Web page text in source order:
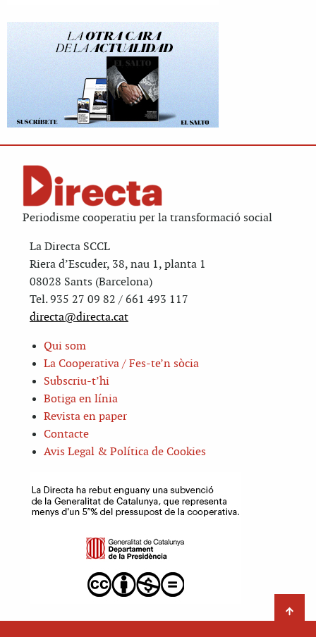
Periodisme cooperatiu per la transformació social
La Directa SCCL
Riera d’Escuder, 38, nau 1, planta 1
08028 Sants (Barcelona)
Tel. 935 27 09 82 / 661 493 117
directa@directa.cat
Qui som
La Cooperativa / Fes-te’n sòcia
Subscriu-t’hi
Botiga en línia
Revista en paper
Contacte
Avis Legal & Política de Cookies